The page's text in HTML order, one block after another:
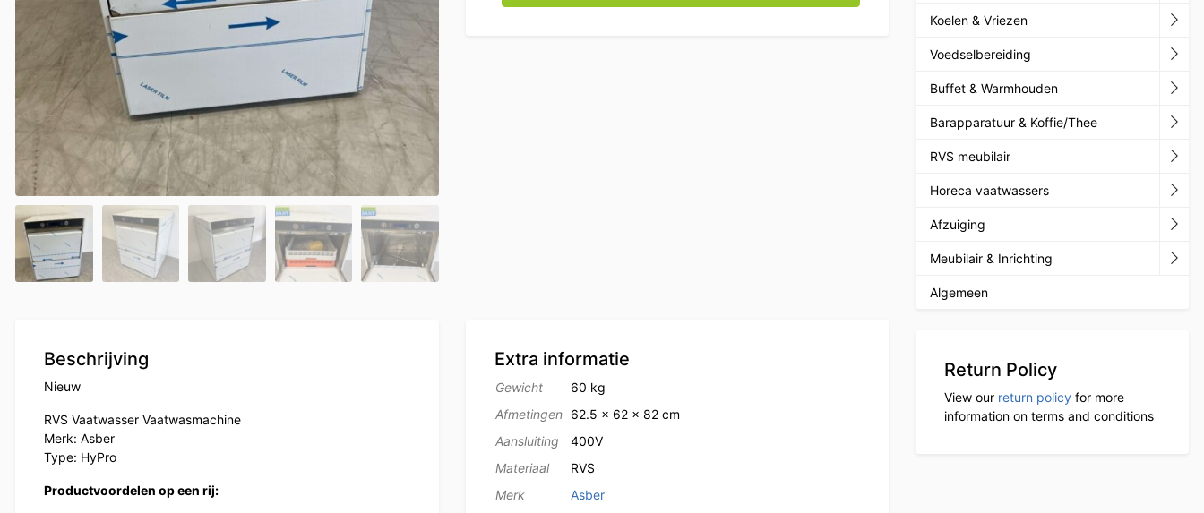
Beschrijving
Nieuw
RVS Vaatwasser Vaatwasmachine
Merk: Asber
Type: HyPro
Productvoordelen op een rij:
Extra informatie
Gewicht
60 kg
Afmetingen
62.5 × 62 × 82 cm
Aansluiting
400V
Materiaal
RVS
Merk
Asber
Koelen & Vriezen
Voedselbereiding
Buffet & Warmhouden
Barapparatuur & Koffie/Thee
RVS meubilair
Horeca vaatwassers
Afzuiging
Meubilair & Inrichting
Algemeen
Return Policy
View our return policy for more
information on terms and conditions